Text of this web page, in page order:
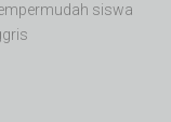
siswa